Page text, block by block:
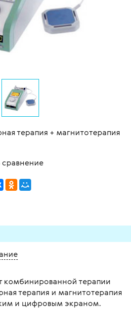
терапия + магнитотерапия
сравнение
комбинированной терапии
терапия и магнитотерапия
и цифровым экраном.